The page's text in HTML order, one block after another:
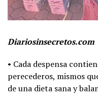
Diariosinsecretos.com
• Cada despensa
perecederos, mismos
de una dieta sana y